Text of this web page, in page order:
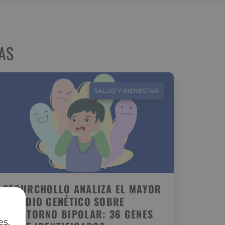
SALUD Y BIENESTAR
SEGURCHOLLO ANALIZA EL MAYOR
ESTUDIO GENÉTICO SOBRE
TRASTORNO BIPOLAR: 36 GENES